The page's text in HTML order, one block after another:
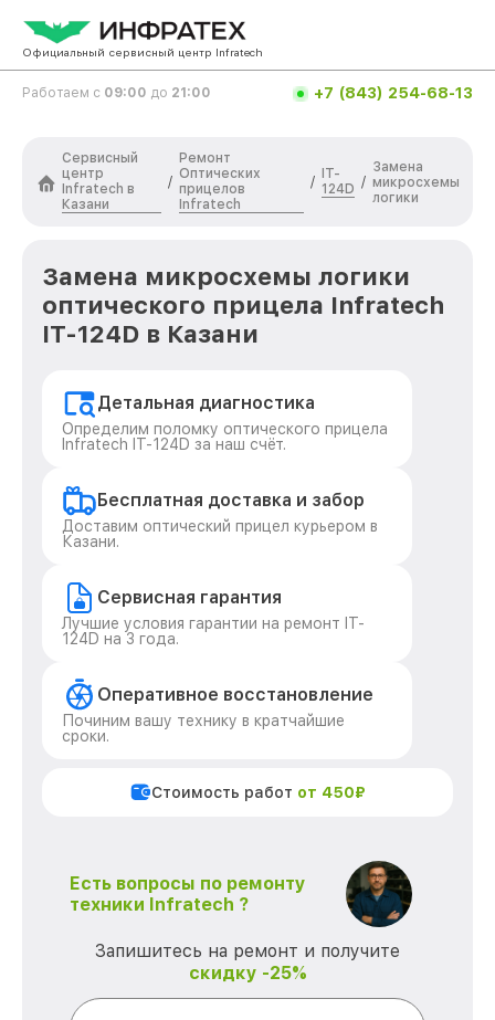
Официальный сервисный центр Infratech
Работаем с 09:00 до 21:00 +7 (843) 254-68-13
Сервисный
центр
Infratech в
Казани
/
Ремонт
Оптических
прицелов
Infratech
/
IT-
124D /
Замена
микросхемы
логики
Замена микросхемы логики
оптического прицела Infratech
IT-124D в Казани
Детальная диагностика
Определим поломку оптического прицела
Infratech IT-124D за наш счёт.
Бесплатная доставка и забор
Доставим оптический прицел курьером в
Казани.
Сервисная гарантия
Лучшие условия гарантии на ремонт IT-
124D на 3 года.
Оперативное восстановление
Починим вашу технику в кратчайшие
сроки.
Стоимость работ от 450₽
Есть вопросы по ремонту
техники Infratech ?
Запишитесь на ремонт и получите
скидку -25%